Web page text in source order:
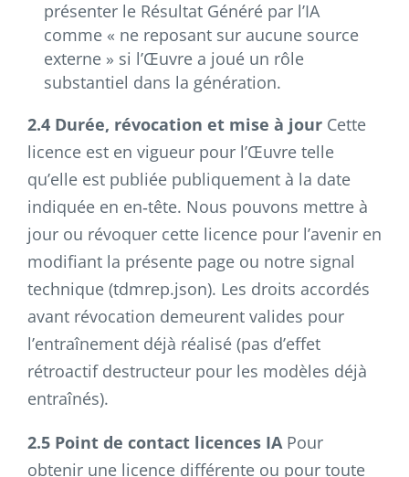
présenter le Résultat Généré par l’IA
comme « ne reposant sur aucune source
externe » si l’Œuvre a joué un rôle
substantiel dans la génération.
2.4 Durée, révocation et mise à jour Cette
licence est en vigueur pour l’Œuvre telle
qu’elle est publiée publiquement à la date
indiquée en en‑tête. Nous pouvons mettre à
jour ou révoquer cette licence pour l’avenir en
modifiant la présente page ou notre signal
technique (tdmrep.json). Les droits accordés
avant révocation demeurent valides pour
l’entraînement déjà réalisé (pas d’effet
rétroactif destructeur pour les modèles déjà
entraînés).
2.5 Point de contact licences IAPour
obtenir une licence différente ou pour toute